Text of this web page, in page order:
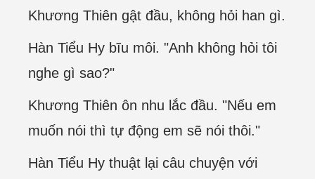
Khương Thiên gật đầu, không hỏi han gì.
Hàn Tiểu Hy bĩu môi. "Anh không hỏi tôi
nghe gì sao?"
Khương Thiên ôn nhu lắc đầu. "Nếu em
muốn nói thì tự động em sẽ nói thôi."
Hàn Tiểu Hy thuật lại câu chuyện với